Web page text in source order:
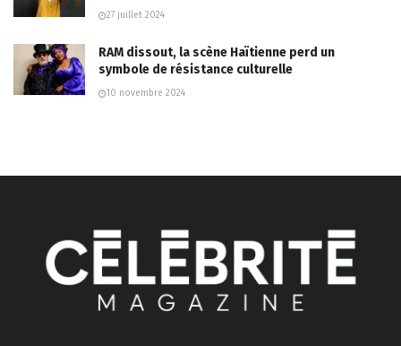
27 juillet 2024
RAM dissout, la scène Haïtienne perd un
symbole de résistance culturelle
10 novembre 2024